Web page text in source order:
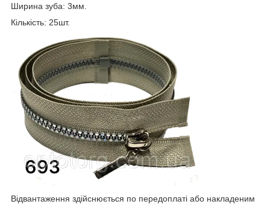
Ширина зуба: 3мм.
Кількість: 25шт.
Відвантаження здійснюється по передоплаті або накладеним